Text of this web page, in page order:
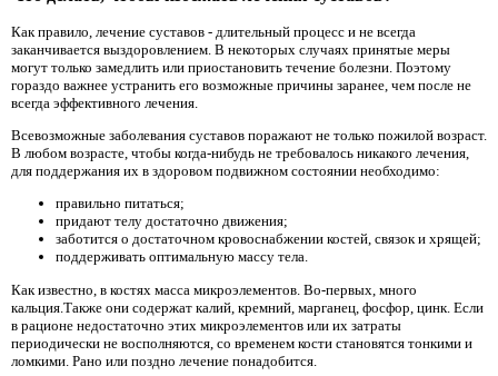
Как правило, лечение суставов - длительный процесс и не всегда
заканчивается выздоровлением. В некоторых случаях принятые меры
могут только замедлить или приостановить течение болезни. Поэтому
гораздо важнее устранить его возможные причины заранее, чем после не
всегда эффективного лечения.
Всевозможные заболевания суставов поражают не только пожилой возраст.
В любом возрасте, чтобы когда-нибудь не требовалось никакого лечения,
для поддержания их в здоровом подвижном состоянии необходимо:
правильно питаться;
придают телу достаточно движения;
заботится о достаточном кровоснабжении костей, связок и хрящей;
поддерживать оптимальную массу тела.
Как известно, в костях масса микроэлементов. Во-первых, много
кальция.Также они содержат калий, кремний, марганец, фосфор, цинк. Если
в рационе недостаточно этих микроэлементов или их затраты
периодически не восполняются, со временем кости становятся тонкими и
ломкими. Рано или поздно лечение понадобится.